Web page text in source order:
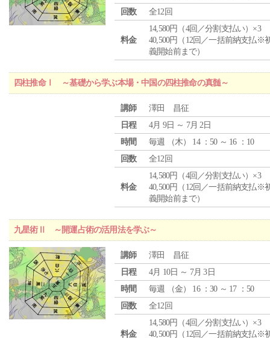
回数
全12回
料金
14,580円（4回／分割支払い）×3
40,500円（12回／一括前納支払※
義開始前まで）
四柱推命Ⅰ ～基礎から学ぶ本場・中国の四柱推命の真髄～
講師
澤田 昌征
日程
4月 9日 ～ 7月 2日
時間
毎週 （木） 14 ：50 ～ 16 ：10
回数
全12回
料金
14,580円（4回／分割支払い）×3
40,500円（12回／一括前納支払※
義開始前まで）
九星術Ⅱ ～開運占術の活用法を学ぶ～
講師
澤田 昌征
日程
4月 10日 ～ 7月 3日
時間
毎週 （金） 16 ：30 ～ 17 ：50
回数
全12回
料金
14,580円（4回／分割支払い）×3
40,500円（12回／一括前納支払※